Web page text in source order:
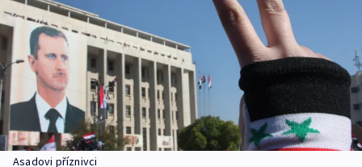
Asadovi příznivci